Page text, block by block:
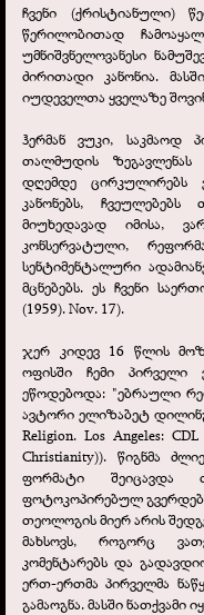
ჩვენი (ქრისტიანული)
წერილობითად
უმნიშვნელოვანესი
ძირითადი კანონია.
იუდეველთა ყველაზე
ჰერმან ვუკი, საკმაოდ
თალმუდის
დღემდე
კანონებს,
მიუხედავად იმისა,
კონსერვატული,
სენტიმენტალური
მცნებებს. ეს ჩვენი
(1959). Nov. 17).
ჯერ კიდევ 16 წლის
ოფისში ჩემი პირველი
ეწოდებოდა: "ებრაული
ავტორი ელიზაბეტ
Religion. Los Angeles:
Christianity)). წიგნმა
ფორმატი შეიცავდა
ფოტოკოპირებულ
თეოლოგის მიერ არის
მახსოვს, როგორც
კომენტარებს და
ერთ-ერთმა პირველმა
გამაოგნა. მასში ნათქვამი